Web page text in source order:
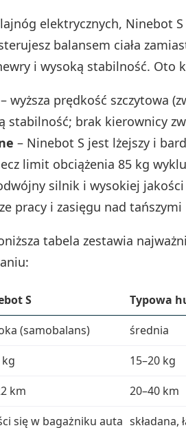
elektrycznych, Ninebot
balansem ciała
i wysoką stabilność. Oto
– wyższa prędkość szczytowa
stabilność; brak kierownicy
– Ninebot S jest lżejszy i
limit obciążenia 85 kg
silnik i wysokiej
pracy i zasięgu nad
tabela zestawia
S Typowa
(samobalans) średnia
kg 15–20 kg
km 20–40 km
się w bagażniku auta składana,